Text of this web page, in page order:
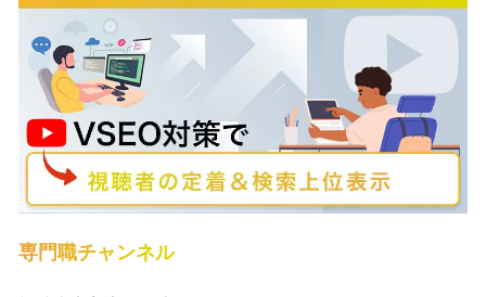
専門職チャンネル